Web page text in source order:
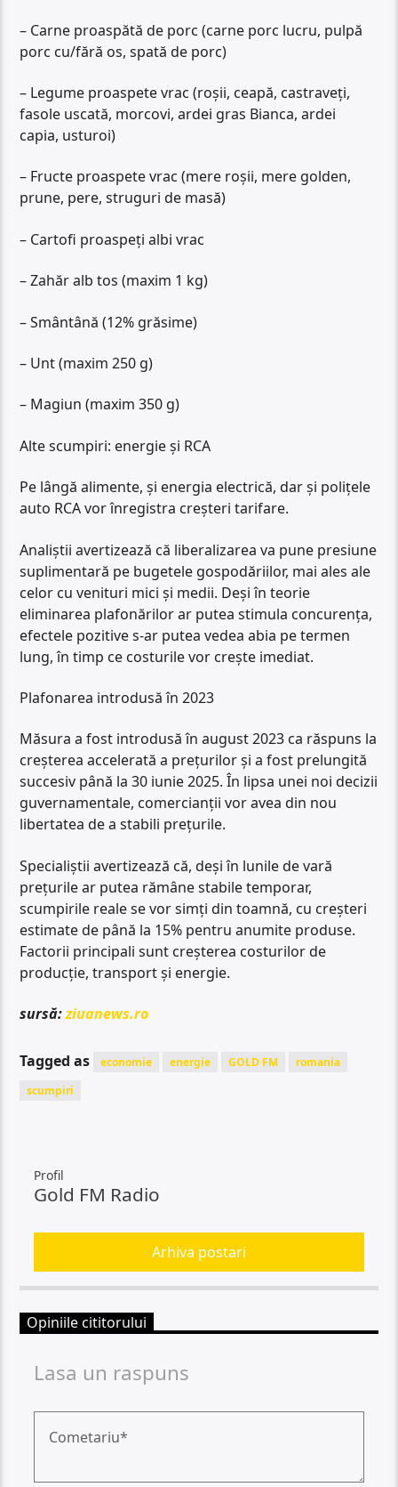
– Carne proaspătă de porc (carne porc lucru, pulpă
porc cu/fără os, spată de porc)
– Legume proaspete vrac (roșii, ceapă, castraveți,
fasole uscată, morcovi, ardei gras Bianca, ardei
capia, usturoi)
– Fructe proaspete vrac (mere roșii, mere golden,
prune, pere, struguri de masă)
– Cartofi proaspeți albi vrac
– Zahăr alb tos (maxim 1 kg)
– Smântână (12% grăsime)
– Unt (maxim 250 g)
– Magiun (maxim 350 g)
Alte scumpiri: energie și RCA
Pe lângă alimente, și energia electrică, dar și polițele
auto RCA vor înregistra creșteri tarifare.
Analiștii avertizează că liberalizarea va pune presiune
suplimentară pe bugetele gospodăriilor, mai ales ale
celor cu venituri mici și medii. Deși în teorie
eliminarea plafonărilor ar putea stimula concurența,
efectele pozitive s-ar putea vedea abia pe termen
lung, în timp ce costurile vor crește imediat.
Plafonarea introdusă în 2023
Măsura a fost introdusă în august 2023 ca răspuns la
creșterea accelerată a prețurilor și a fost prelungită
succesiv până la 30 iunie 2025. În lipsa unei noi decizii
guvernamentale, comercianții vor avea din nou
libertatea de a stabili prețurile.
Specialiștii avertizează că, deși în lunile de vară
prețurile ar putea rămâne stabile temporar,
scumpirile reale se vor simți din toamnă, cu creșteri
estimate de până la 15% pentru anumite produse.
Factorii principali sunt creșterea costurilor de
producție, transport și energie.
sursă:ziuanews.ro
Tagged as economie energie GOLD FM
romania
scumpiri
Profil
Gold FM Radio
Arhiva postari
Opiniile cititorului
Lasa un raspuns